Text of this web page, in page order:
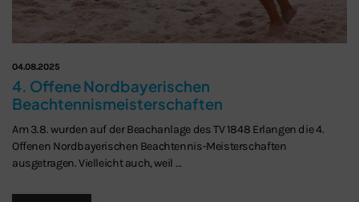
04.08.2025
4. Offene Nordbayerischen
Beachtennismeisterschaften
Am 3.8. wurden auf der Beachanlage des TV 1848 Erlangen die 4.
Offenen Nordbayerischen Beachtennis-Meisterschaften
ausgetragen. Vielleicht auch, weil …